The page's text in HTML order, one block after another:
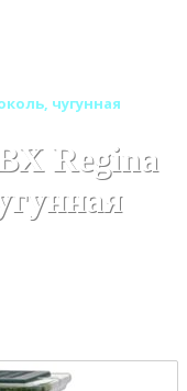
чугунная
Regina